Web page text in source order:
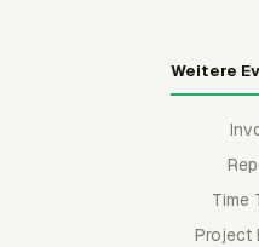
Weitere
Time
Project